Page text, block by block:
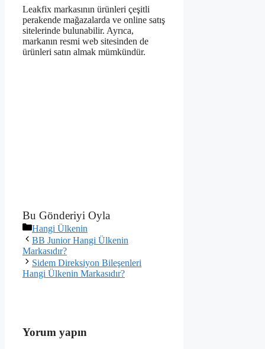
Leakfix markasının ürünleri çeşitli
perakende mağazalarda ve online satış
sitelerinde bulunabilir. Ayrıca,
markanın resmi web sitesinden de
ürünleri satın almak mümkündür.
Bu Gönderiyi Oyla
Kategoriler
Hangi Ülkenin
BB Junior Hangi Ülkenin
Markasıdır?
Sidem Direksiyon Bileşenleri
Hangi Ülkenin Markasıdır?
Yorum yapın